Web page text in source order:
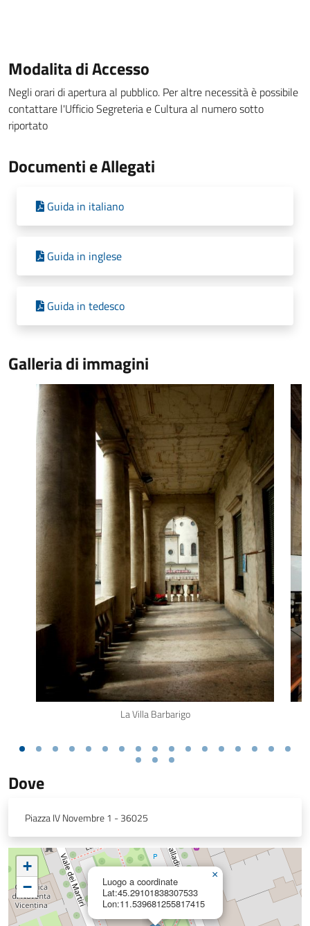
Modalita di Accesso
Negli orari di apertura al pubblico. Per altre necessità è possibile
contattare l'Ufficio Segreteria e Cultura al numero sotto
riportato
Documenti e Allegati
Guida in italiano
Guida in inglese
Guida in tedesco
Galleria di immagini
La Villa Barbarigo
Dove
Piazza IV Novembre 1 - 36025
Luogo a coordinate
Lat:45.29101838307533
Lon:11.539681255817415
×
+
−